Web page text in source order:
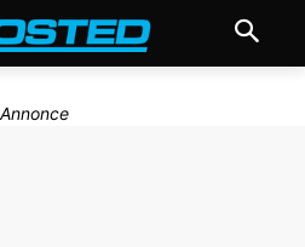
Annonce